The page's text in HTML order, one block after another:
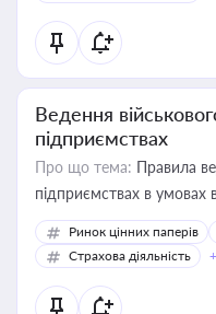
Ведення
підприємствах
Про що тема: Правила
підприємствах в умовах
Ринок цінних паперів
Страхова діяльність